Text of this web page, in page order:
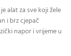
alat za sve koji žele
i brz cjepač
napor i vrijeme u